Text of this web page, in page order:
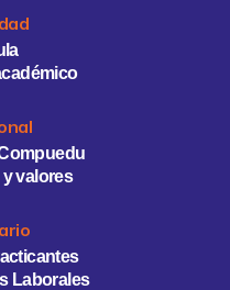
y valores
Laborales